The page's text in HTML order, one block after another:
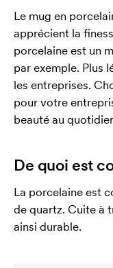
Le mug en
apprécient la
porcelaine est un
par exemple. Plus
les entreprises.
pour votre
beauté au
De quoi est
La porcelaine est
de quartz. Cuite à
ainsi durable.